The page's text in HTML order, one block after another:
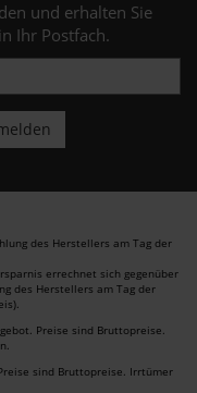
und erhalten Sie
Ihr Postfach.
des Herstellers am Tag der
errechnet sich gegenüber
des Herstellers am Tag der
Preise sind Bruttopreise.
sind Bruttopreise. Irrtümer